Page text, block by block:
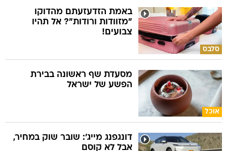
סלבס
באמת הזדעזעתם מהדוקו
"מזוודות ורודות"? אל תהיו
צבועים!
אוכל
מסעדת שף ראשונה בבירת
הפשע של ישראל
דונגפנג מייג': שובר שוק במחיר,
אבל לא קוסם